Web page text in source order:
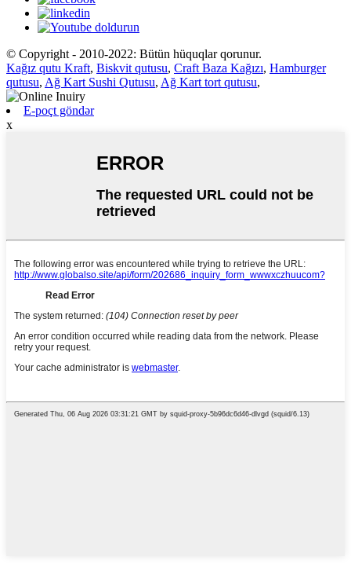
© Copyright - 2010-2022: Bütün hüquqlar qorunur.
Kağız qutu Kraft, Biskvit qutusu, Craft Baza Kağızı, Hamburger
qutusu, Ağ Kart Sushi Qutusu, Ağ Kart tort qutusu,
E-poçt göndər
x